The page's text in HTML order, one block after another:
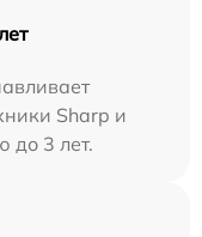
Sharp и
до 3 лет.